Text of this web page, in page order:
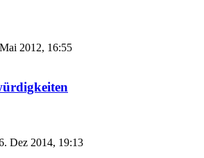
2012, 16:55
Dez 2014, 19:13